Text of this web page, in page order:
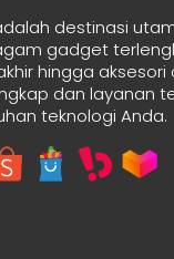
destinasi
gadget
hingga aksesori
dan layanan
teknologi Anda.